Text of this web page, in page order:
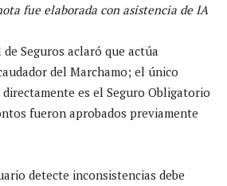
fue elaborada con asistencia de IA
Seguros aclaró que actúa
del Marchamo; el único
es el Seguro Obligatorio
fueron aprobados previamente
detecte inconsistencias debe